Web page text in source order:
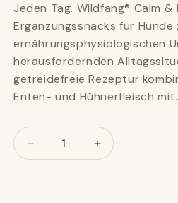
Jeden Tag. Wildfang® Calm
Ergänzungssnacks für Hunde
ernährungsphysiologischen
herausfordernden
getreidefreie Rezeptur
Enten- und Hühnerfleisch
Anzahl
Anzahl
Verringere
die
Erhöhe
die